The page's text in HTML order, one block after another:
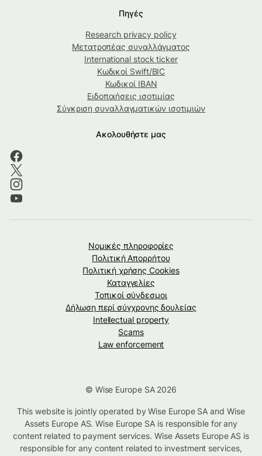
Πηγές
Research privacy policy
Μετατροπέας συναλλάγματος
International stock ticker
Κωδικοί Swift/BIC
Κωδικοί IBAN
Ειδοποιήσεις ισοτιμίας
Σύγκριση συναλλαγματικών ισοτιμιών
Ακολουθήστε μας
Νομικές πληροφορίες
Πολιτική Απορρήτου
Πολιτική χρήσης Cookies
Καταγγελίες
Τοπικοί σύνδεσμοι
Δήλωση περί σύγχρονης δουλείας
Intellectual property
Scams
Law enforcement
© Wise Europe SA 2026
This website is jointly operated by Wise Europe SA and Wise
Assets Europe AS. Wise Europe SA is responsible for any
content related to payment services. Wise Assets Europe AS is
responsible for any content related to investment services,